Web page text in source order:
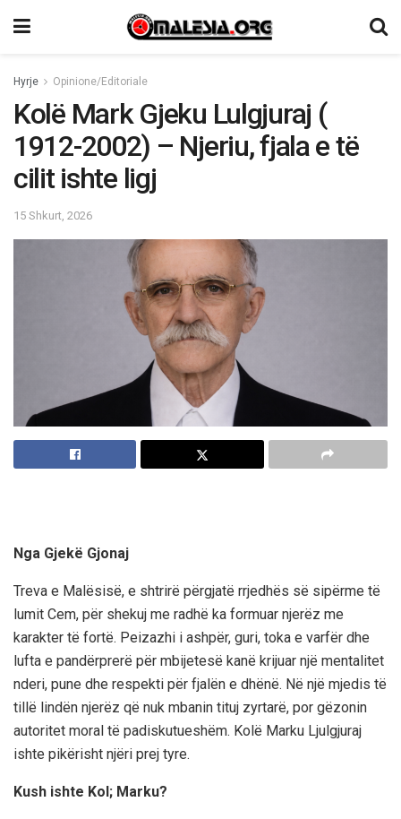
Hyrje Opinione/Editoriale
Kolë Mark Gjeku Lulgjuraj (
1912-2002) – Njeriu, fjala e të
cilit ishte ligj
15 Shkurt, 2026
Nga Gjekë Gjonaj
Treva e Malësisë, e shtrirë përgjatë rrjedhës së sipërme të
lumit Cem, për shekuj me radhë ka formuar njerëz me
karakter të fortë. Peizazhi i ashpër, guri, toka e varfër dhe
lufta e pandërprerë për mbijetesë kanë krijuar një mentalitet
nderi, pune dhe respekti për fjalën e dhënë. Në një mjedis të
tillë lindën njerëz që nuk mbanin tituj zyrtarë, por gëzonin
autoritet moral të padiskutueshëm. Kolë Marku Ljulgjuraj
ishte pikërisht njëri prej tyre.
Kush ishte Kol; Marku?